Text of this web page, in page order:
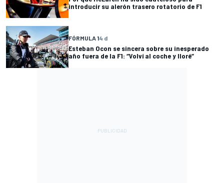
introducir su alerón trasero rotatorio de F1
FÓRMULA 14 d
Esteban Ocon se sincera sobre su inesperado
año fuera de la F1: “Volví al coche y lloré”